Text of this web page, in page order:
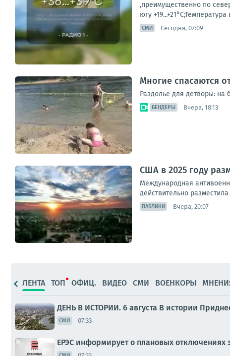
,преимущественно по
югу
СМИ Сегодня, 07:09
Многие спасаются
Раздолье для детворы: на
БЕНДЕРЫ Вчера, 18:13
США в 2025 году
Международная
действительно
ПАБЛИКИ Вчера, 20:07
ЛЕНТА ТОП ОФИЦ. ВИДЕО СМИ ВОЕНКОРЫ
ДЕНЬ В ИСТОРИИ. 6 августа В истории
СМИ 07:33
ЕРЭС информирует о плановых отключениях